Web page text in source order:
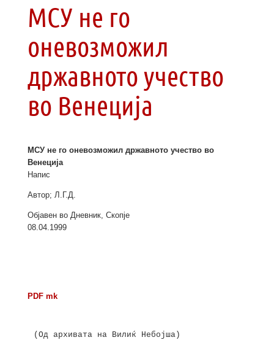
МСУ не го
оневозможил
државното учество
во Венеција
МСУ не го оневозможил државното учество во
Венеција
Напис
Автор; Л.Г.Д.
Објавен во Дневник, Скопје
08.04.1999
PDF mk
(Од архивата на Вилиќ Небојша)